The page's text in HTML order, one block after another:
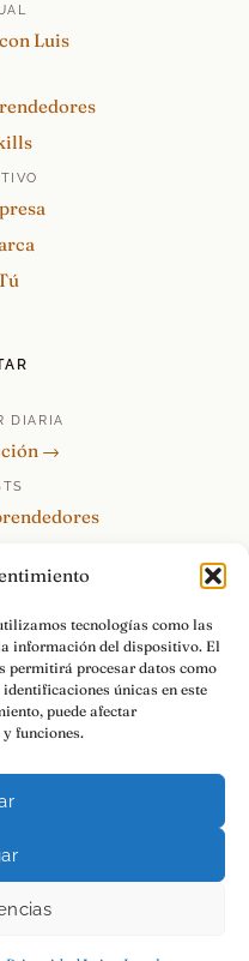
tecnologías como las
información del dispositivo. El
permitirá procesar datos como
únicas en este
puede afectar
funciones.
Luis
DIARIA
→
→